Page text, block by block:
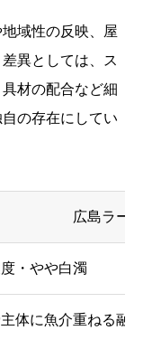
域性の反映、屋
異としては、ス
材の配合など細
の存在にしてい
広島ラー
・やや白濁
体に魚介重ねる融